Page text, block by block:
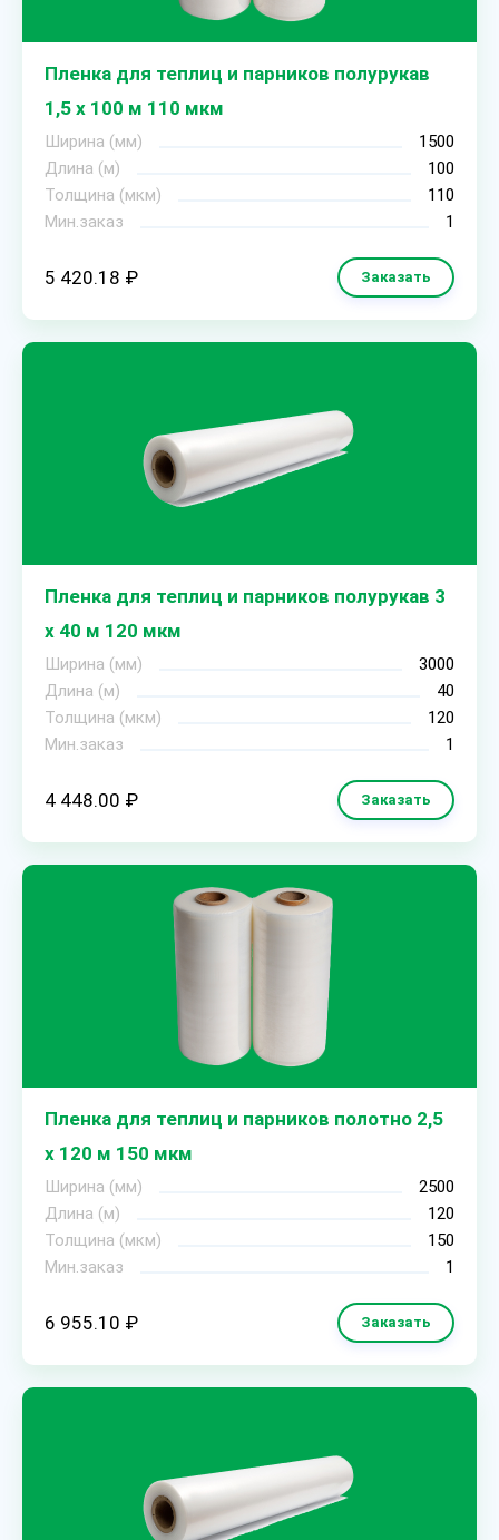
Пленка для теплиц и парников полурукав
1,5 х 100 м 110 мкм
Ширина (мм)
1500
Длина (м)
100
Толщина (мкм)
110
Мин.заказ
1
5 420.18 ₽ Заказать
Пленка для теплиц и парников полурукав 3
х 40 м 120 мкм
Ширина (мм)
3000
Длина (м)
40
Толщина (мкм)
120
Мин.заказ
1
4 448.00 ₽ Заказать
Пленка для теплиц и парников полотно 2,5
х 120 м 150 мкм
Ширина (мм)
2500
Длина (м)
120
Толщина (мкм)
150
Мин.заказ
1
6 955.10 ₽ Заказать